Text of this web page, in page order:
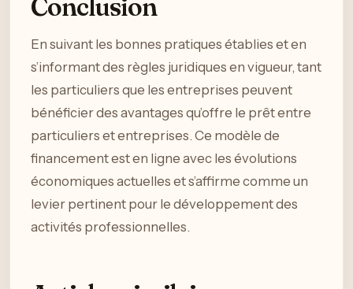
Conclusion
En suivant les bonnes pratiques établies et en
s’informant des règles juridiques en vigueur, tant
les particuliers que les entreprises peuvent
bénéficier des avantages qu’offre le prêt entre
particuliers et entreprises. Ce modèle de
financement est en ligne avec les évolutions
économiques actuelles et s’affirme comme un
levier pertinent pour le développement des
activités professionnelles.